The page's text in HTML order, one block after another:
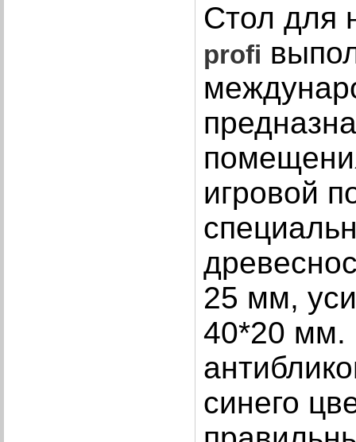
Стол для
profi
игровой
25 мм,
40*20 мм.
синего